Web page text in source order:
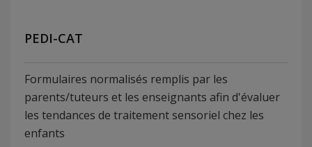
PEDI-CAT
Formulaires normalisés remplis par les
parents/tuteurs et les enseignants afin d'évaluer
les tendances de traitement sensoriel chez les
enfants